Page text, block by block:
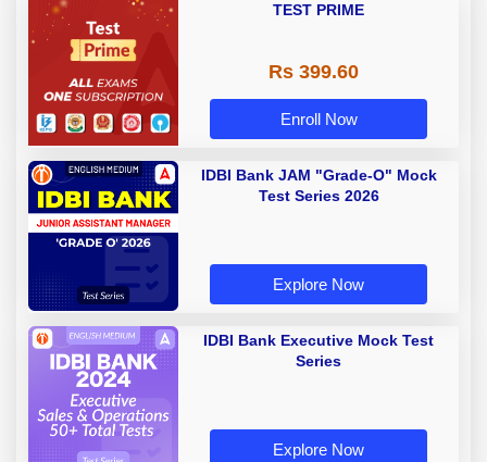
TEST PRIME
Rs 399.60
Enroll Now
IDBI Bank JAM "Grade-O" Mock
Test Series 2026
Explore Now
IDBI Bank Executive Mock Test
Series
Explore Now